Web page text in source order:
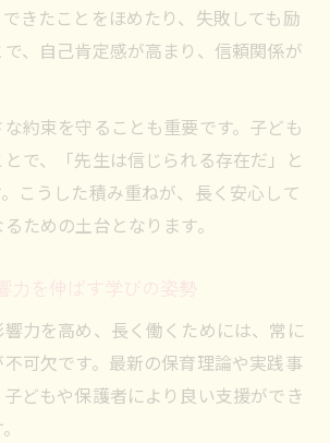
きたことをほめたり、失敗しても励
、自己肯定感が高まり、信頼関係が
約束を守ることも重要です。子ども
で、「先生は信じられる存在だ」と
こうした積み重ねが、長く安心して
ための土台となります。
力を伸ばす学びの姿勢
力を高め、長く働くためには、常に
可欠です。最新の保育理論や実践事
どもや保護者により良い支援ができ